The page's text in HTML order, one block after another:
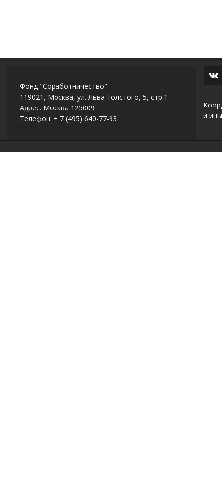
Фонд "Соработничество"
119021, Москва, ул. Льва Толстого, 5, стр.1
Адрес: Москва 125009
Телефон: + 7 (495) 640-77-93
и